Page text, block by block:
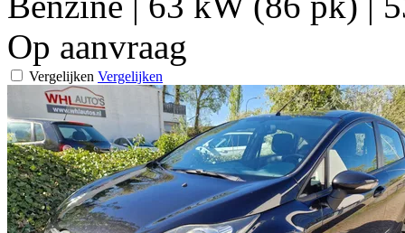
Op aanvraag
Vergelijken Vergelijken